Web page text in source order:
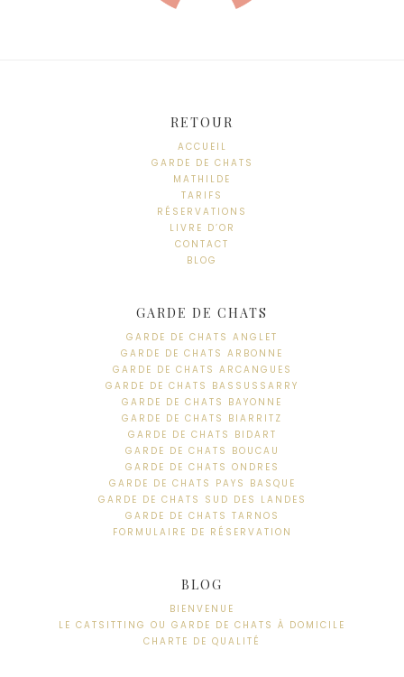
RETOUR
ACCUEIL
GARDE DE CHATS
MATHILDE
TARIFS
RÉSERVATIONS
LIVRE D’OR
CONTACT
BLOG
GARDE DE CHATS
GARDE DE CHATS ANGLET
GARDE DE CHATS ARBONNE
GARDE DE CHATS ARCANGUES
GARDE DE CHATS BASSUSSARRY
GARDE DE CHATS BAYONNE
GARDE DE CHATS BIARRITZ
GARDE DE CHATS BIDART
GARDE DE CHATS BOUCAU
GARDE DE CHATS ONDRES
GARDE DE CHATS PAYS BASQUE
GARDE DE CHATS SUD DES LANDES
GARDE DE CHATS TARNOS
FORMULAIRE DE RÉSERVATION
BLOG
BIENVENUE
LE CATSITTING OU GARDE DE CHATS À DOMICILE
CHARTE DE QUALITÉ